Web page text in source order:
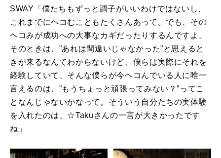
SWAY「僕たちもずっと調子がいいわけではないし、
これまでにヘコむこともたくさんあって。でも、その
ヘコみが成功への大事なカギだったりするんですよ。
そのときは、”あれは間違いじゃなかった”と思えると
きが来るなんてわからないけど、僕らは実際にそれを
経験していて、そんな僕らが今ヘコんでいる人に唯一
言えるのは、”もうちょっと頑張ってみない？”ってこ
となんじゃないかなって。そういう自分たちの実体験
を入れたのは、☆Takuさんの一言が大きかったです
ね」